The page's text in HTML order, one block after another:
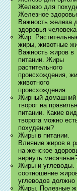
Железо для
Железное
Важность железа
здоровья
Жир.
жиры, животные
Важность жиров в
питании. Жиры
растительного
происхождения,
животного
происхождения.
Жирный домашний
творог на
питании. Какие
творога можно
похудении?
Жиры в питании.
Влияние жиров в
на женское
вернуть
Жиры и углеводы.
соотношение
углеводов должно
Жиры. Полезные